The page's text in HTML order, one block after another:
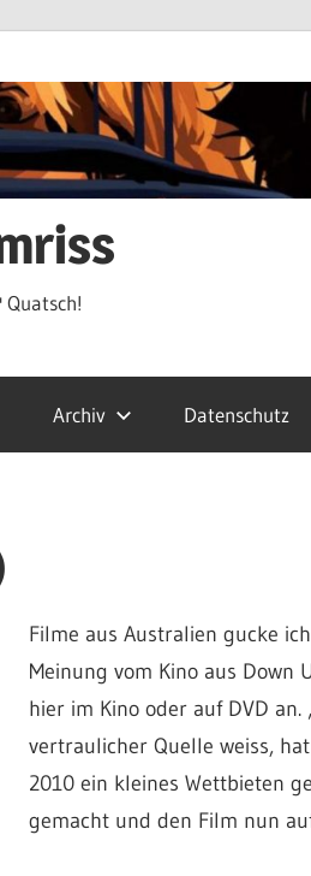
Quatsch!
Archiv Datenschutz
Filme aus Australien gucke
Meinung vom Kino aus Down
hier im Kino oder auf DVD
vertraulicher Quelle weiss,
2010 ein kleines Wettbieten
gemacht und den Film nun